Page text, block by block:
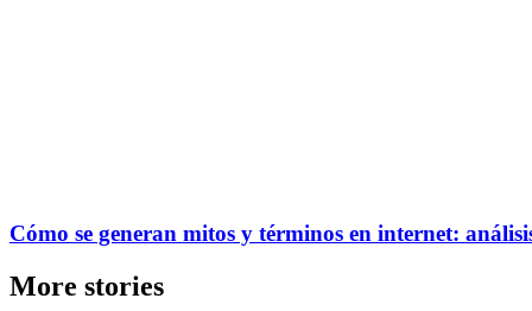
Cómo se generan mitos y términos en internet:
More stories